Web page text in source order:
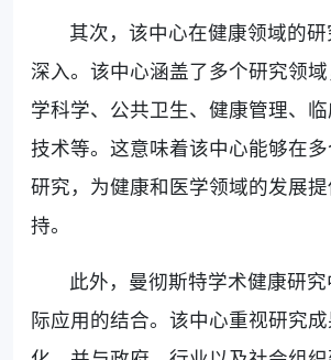
其次，该中心在健康领域的
深入。该中心涵盖了多个研究领
学科学、公共卫生、健康管理、
技术等。这意味着该中心能够在
研究，为健康和医学领域的发展
持。
此外，曼彻斯特学术健康研
际应用的结合。该中心重视研究